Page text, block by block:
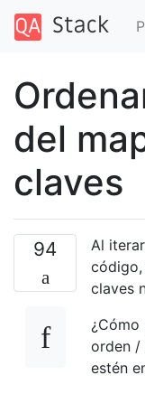
del
claves
94
Al
claves
¿Cómo
orden /
estén